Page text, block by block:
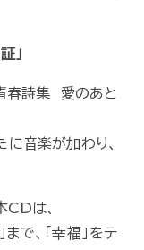
」
春詩集 愛のあと
に音楽が加わり、
CDは、
で、「幸福」をテ